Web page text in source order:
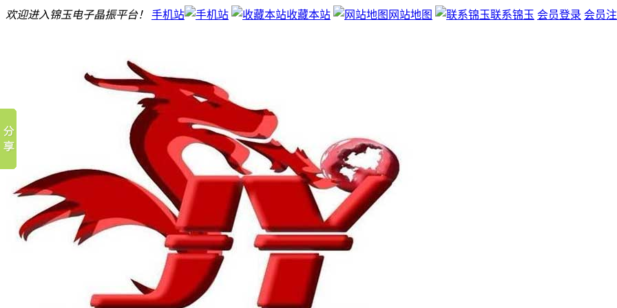
欢迎进入锦玉电子晶振平台！ 手机站 收藏本站 网站地图 联系锦玉 会员登录 会员